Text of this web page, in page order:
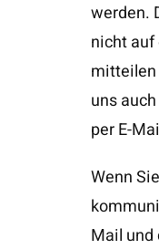
werden.
nicht
mitteilen
uns
per E-
Wenn
Mail und